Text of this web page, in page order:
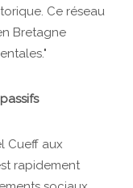
Ce réseau
Bretagne
Cueff aux
rapidement